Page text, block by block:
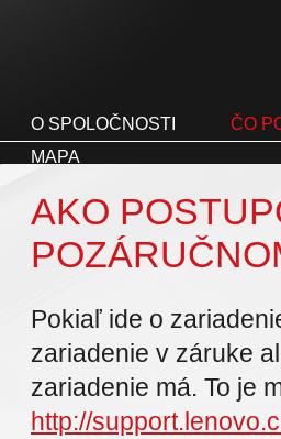
O SPOLOČNOSTI
ČO
MAPA
AKO
Pokiaľ ide o
zariadenie v záruke
zariadenie má. To je
http://